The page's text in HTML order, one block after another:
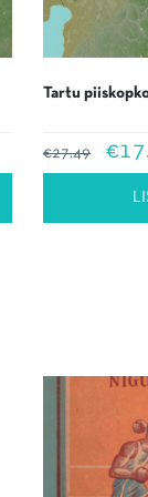
Tartu
€27.49
Algne
€